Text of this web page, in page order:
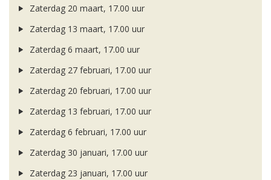
Zaterdag 20 maart, 17.00 uur
Zaterdag 13 maart, 17.00 uur
Zaterdag 6 maart, 17.00 uur
Zaterdag 27 februari, 17.00 uur
Zaterdag 20 februari, 17.00 uur
Zaterdag 13 februari, 17.00 uur
Zaterdag 6 februari, 17.00 uur
Zaterdag 30 januari, 17.00 uur
Zaterdag 23 januari, 17.00 uur